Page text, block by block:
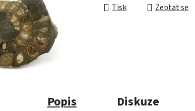
Tisk Zeptat se
Popis Diskuze